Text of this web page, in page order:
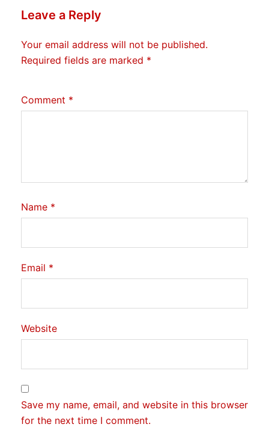
Leave a Reply
Your email address will not be published.
Required fields are marked *
Comment *
Name *
Email *
Website
Save my name, email, and website in this browser
for the next time I comment.